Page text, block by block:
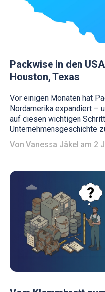
Packwise in den
Houston, Texas
Vor einigen Monaten hat
Nordamerika expandiert –
auf diesen wichtigen
Unternehmensgeschichte
Von Vanessa Jäkel am 2